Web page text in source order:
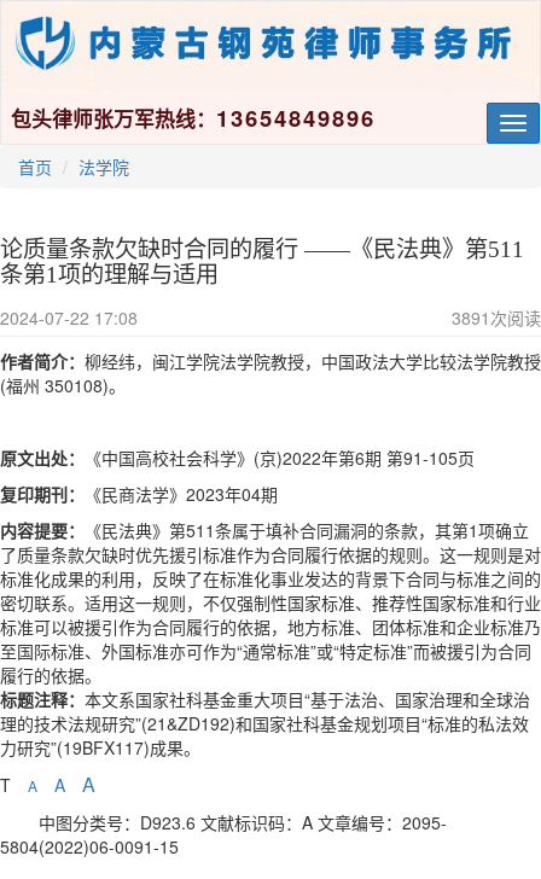
包头律师张万军热线： 13654849896
首页 法学院
论质量条款欠缺时合同的履行 ——《民法典》第511
条第1项的理解与适用
2024-07-22 17:08 3891 次阅读
作者简介： 柳经纬，闽江学院法学院教授，中国政法大学比较法学院教授
(福州 350108)。
原文出处：
《中国高校社会科学》(京)2022年第6期 第91-105页
复印期刊：
《民商法学》 2023年04期
内容提要：
《民法典》第511条属于填补合同漏洞的条款，其第1项确立
了质量条款欠缺时优先援引标准作为合同履行依据的规则。这一规则是对
标准化成果的利用，反映了在标准化事业发达的背景下合同与标准之间的
密切联系。适用这一规则，不仅强制性国家标准、推荐性国家标准和行业
标准可以被援引作为合同履行的依据，地方标准、团体标准和企业标准乃
至国际标准、外国标准亦可作为“通常标准”或“特定标准”而被援引为合同
履行的依据。
标题注释： 本文系国家社科基金重大项目“基于法治、国家治理和全球治
理的技术法规研究”(21&ZD192)和国家社科基金规划项目“标准的私法效
力研究”(19BFX117)成果。
T
A A A
中图分类号：D923.6 文献标识码：A 文章编号：2095-
5804(2022)06-0091-15